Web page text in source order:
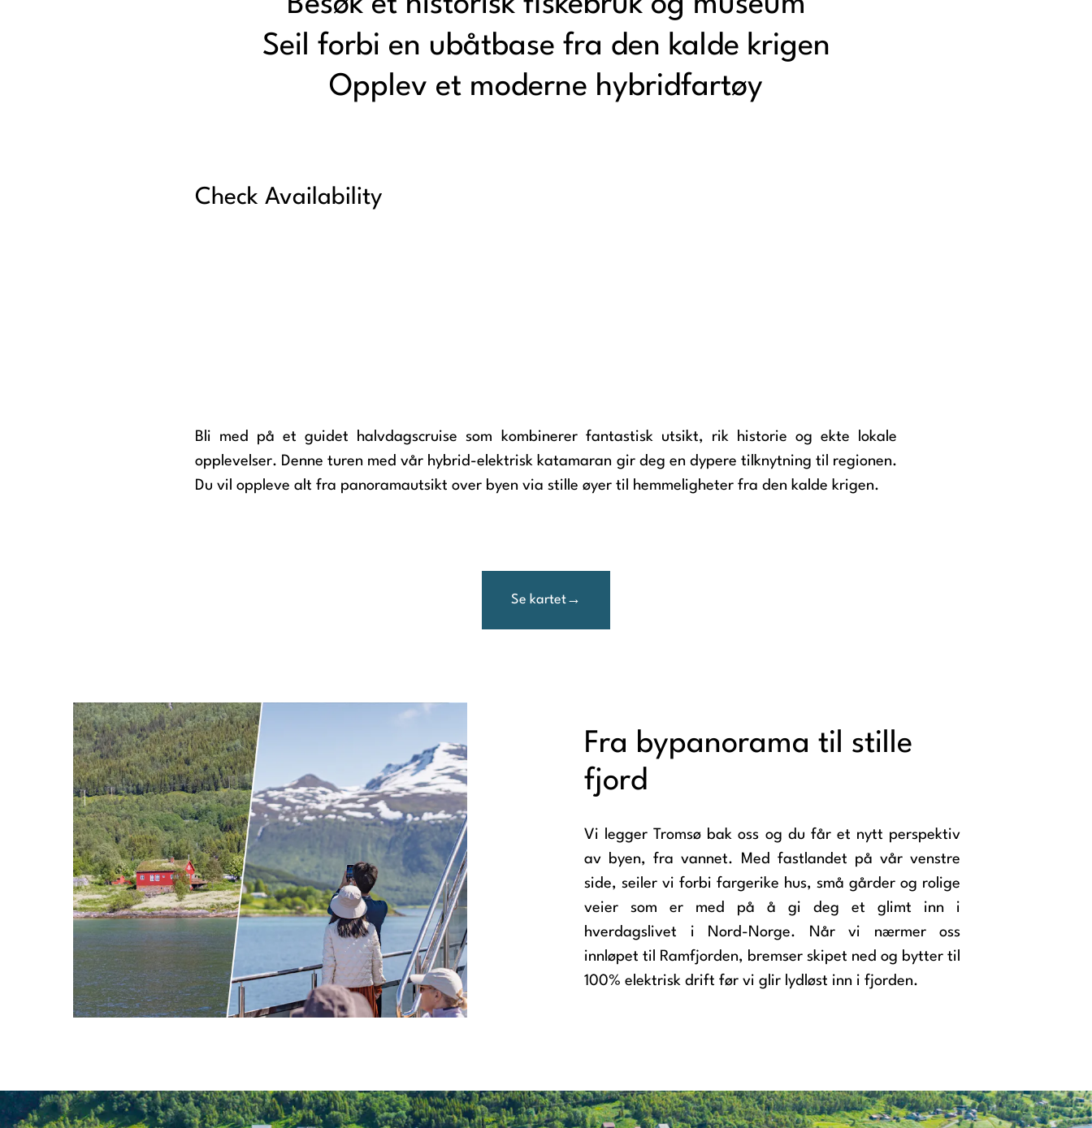
Seil forbi en ubåtbase fra den kalde krigen
Opplev et moderne hybridfartøy
Check Availability
Bli med på et guidet halvdagscruise som kombinerer fantastisk utsikt, rik historie og ekte lokale
opplevelser. Denne turen med vår hybrid-elektrisk katamaran gir deg en dypere tilknytning til regionen.
Du vil oppleve alt fra panoramautsikt over byen via stille øyer til hemmeligheter fra den kalde krigen.
Se kartet
Fra bypanorama til stille
fjord
Vi legger Tromsø bak oss og du får et nytt perspektiv
av byen, fra vannet. Med fastlandet på vår venstre
side, seiler vi forbi fargerike hus, små gårder og rolige
veier som er med på å gi deg et glimt inn i
hverdagslivet i Nord-Norge. Når vi nærmer oss
innløpet til Ramfjorden, bremser skipet ned og bytter til
100% elektrisk drift før vi glir lydløst inn i fjorden.